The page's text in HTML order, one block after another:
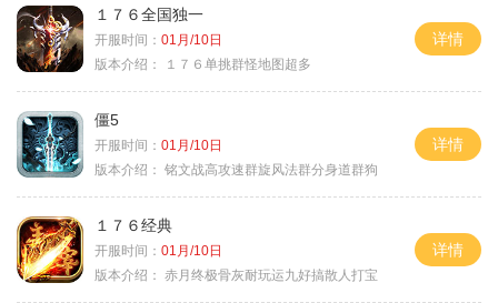
１７６全国独一
开服时间： 01月/10日
版本介绍：
１７６单挑群怪地图超多
详情
僵5
开服时间： 01月/10日
版本介绍： 铭文战高攻速群旋风法群分身道群狗
详情
１７６经典
开服时间： 01月/10日
版本介绍： 赤月终极骨灰耐玩运九好搞散人打宝
详情